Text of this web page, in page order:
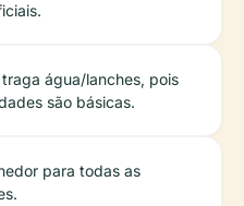
água/lanches, pois
são básicas.
para todas as